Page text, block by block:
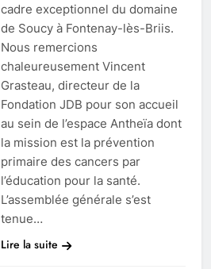
cadre exceptionnel du domaine
de Soucy à Fontenay-lès-Briis.
Nous remercions
chaleureusement Vincent
Grasteau, directeur de la
Fondation JDB pour son accueil
au sein de l’espace Antheïa dont
la mission est la prévention
primaire des cancers par
l’éducation pour la santé.
L’assemblée générale s’est
tenue…
Lire la suite